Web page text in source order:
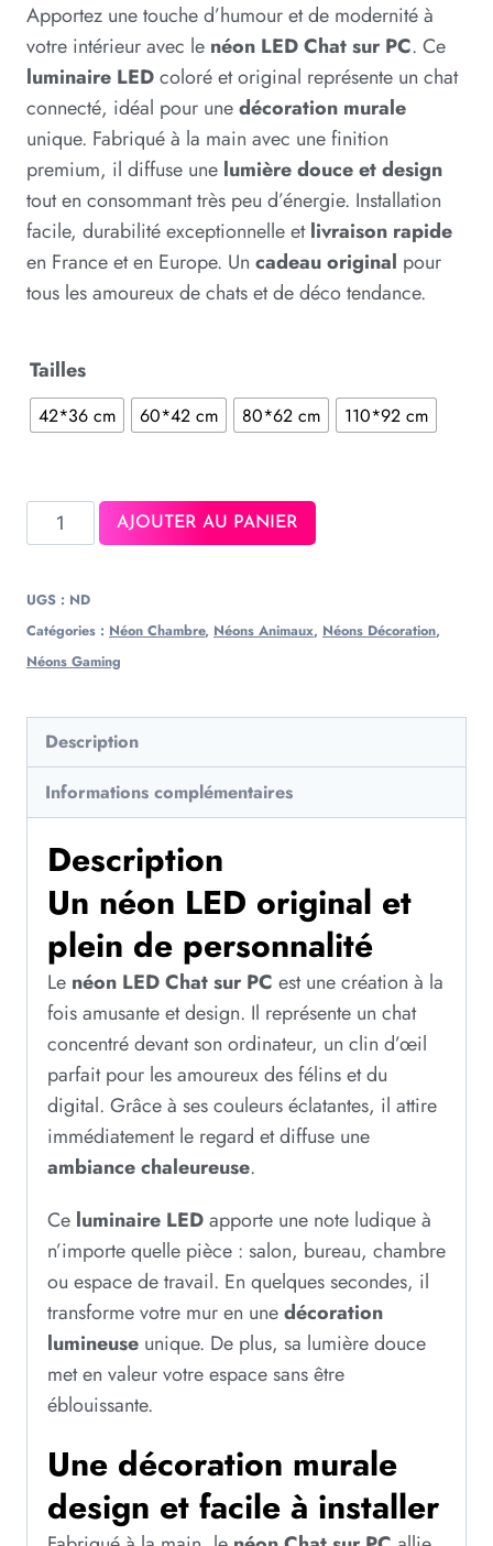
Apportez une touche d’humour et de modernité à
votre intérieur avec le néon LED Chat sur PC. Ce
luminaire LEDcoloré et original représente un chat
connecté, idéal pour unedécoration murale
unique. Fabriqué à la main avec une finition
premium, il diffuse une lumière douce et design
tout en consommant très peu d’énergie. Installation
facile, durabilité exceptionnelle etlivraison rapide
en France et en Europe. Un cadeau original pour
tous les amoureux de chats et de déco tendance.
Tailles
42*36 cm 60*42 cm 80*62 cm 110*92 cm
AJOUTER AU PANIER
UGS : ND
Catégories : Néon Chambre, Néons Animaux, Néons Décoration,
Néons Gaming
Description
Informations complémentaires
Description
Un néon LED original et
plein de personnalité
Le néon LED Chat sur PC est une création à la
fois amusante et design. Il représente un chat
concentré devant son ordinateur, un clin d’œil
parfait pour les amoureux des félins et du
digital. Grâce à ses couleurs éclatantes, il attire
immédiatement le regard et diffuse une
ambiance chaleureuse.
Ce luminaire LEDapporte une note ludique à
n’importe quelle pièce : salon, bureau, chambre
ou espace de travail. En quelques secondes, il
transforme votre mur en unedécoration
lumineuse unique. De plus, sa lumière douce
met en valeur votre espace sans être
éblouissante.
Une décoration murale
design et facile à installer